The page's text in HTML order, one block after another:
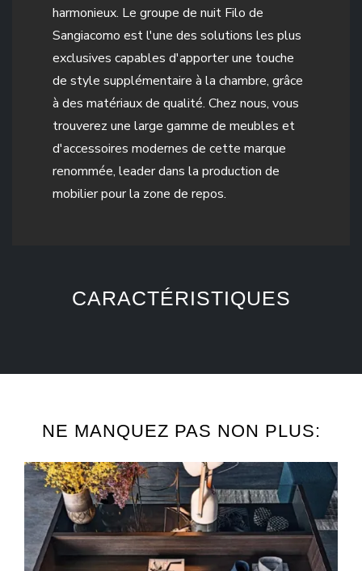
harmonieux. Le groupe de nuit Filo de
Sangiacomo est l'une des solutions les plus
exclusives capables d'apporter une touche
de style supplémentaire à la chambre, grâce
à des matériaux de qualité. Chez nous, vous
trouverez une large gamme de meubles et
d'accessoires modernes de cette marque
renommée, leader dans la production de
mobilier pour la zone de repos.
CARACTÉRISTIQUES
NE MANQUEZ PAS NON PLUS: